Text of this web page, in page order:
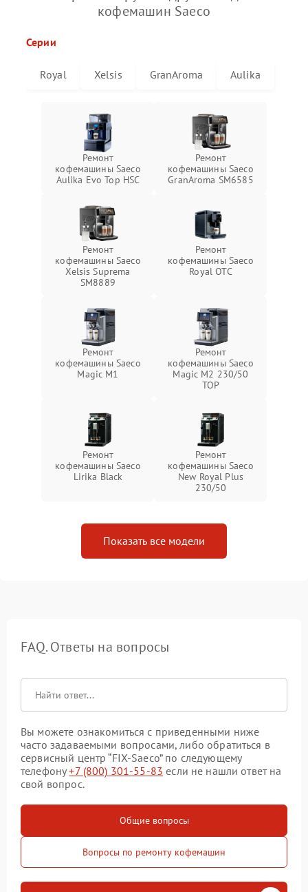
кофемашин Saeco
Серии
Royal Xelsis GranAroma Aulika
Ремонт
кофемашины Saeco
Aulika Evo Top HSC
Ремонт
кофемашины Saeco
GranAroma SM6585
Ремонт
кофемашины Saeco
Xelsis Suprema
SM8889
Ремонт
кофемашины Saeco
Royal OTC
Ремонт
кофемашины Saeco
Magic M1
Ремонт
кофемашины Saeco
Magic M2 230/50
TOP
Ремонт
кофемашины Saeco
Lirika Black
Ремонт
кофемашины Saeco
New Royal Plus
230/50
Показать все модели
FAQ. Ответы на вопросы
Вы можете ознакомиться с приведенными ниже
часто задаваемыми вопросами, либо обратиться в
сервисный центр “FIX-Saeco” по следующему
телефону+7 (800) 301-55-83 если не нашли ответ на
свой вопрос.
Общие вопросы
Вопросы по ремонту кофемашин